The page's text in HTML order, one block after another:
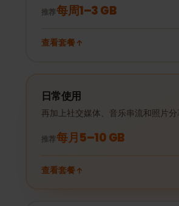
推荐每周1–3 GB
查看套餐
日常使用
再加上社交媒体、音乐串流和照片分
推荐每月5–10 GB
查看套餐